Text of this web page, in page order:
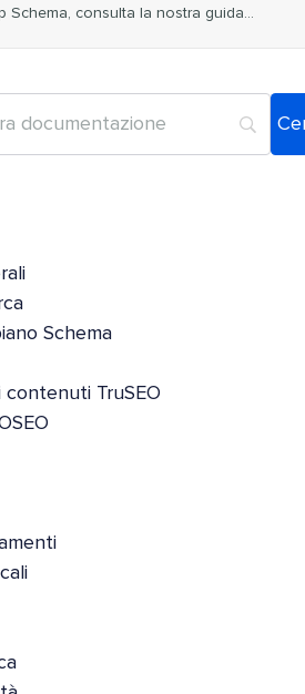
Schema, consulta la nostra guida...
Schema
TruSEO